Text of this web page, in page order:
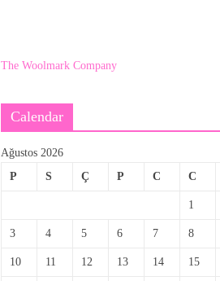
The Woolmark Company
Calendar
Ağustos 2026
P
S Ç P C C
1
3 4 5 6 7 8
10 11 12 13 14 15